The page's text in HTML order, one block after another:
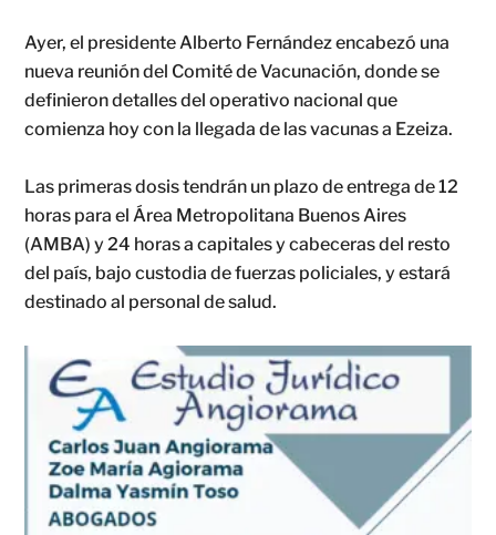
Ayer, el presidente Alberto Fernández encabezó una
nueva reunión del Comité de Vacunación, donde se
definieron detalles del operativo nacional que
comienza hoy con la llegada de las vacunas a Ezeiza.
Las primeras dosis tendrán un plazo de entrega de 12
horas para el Área Metropolitana Buenos Aires
(AMBA) y 24 horas a capitales y cabeceras del resto
del país, bajo custodia de fuerzas policiales, y estará
destinado al personal de salud.